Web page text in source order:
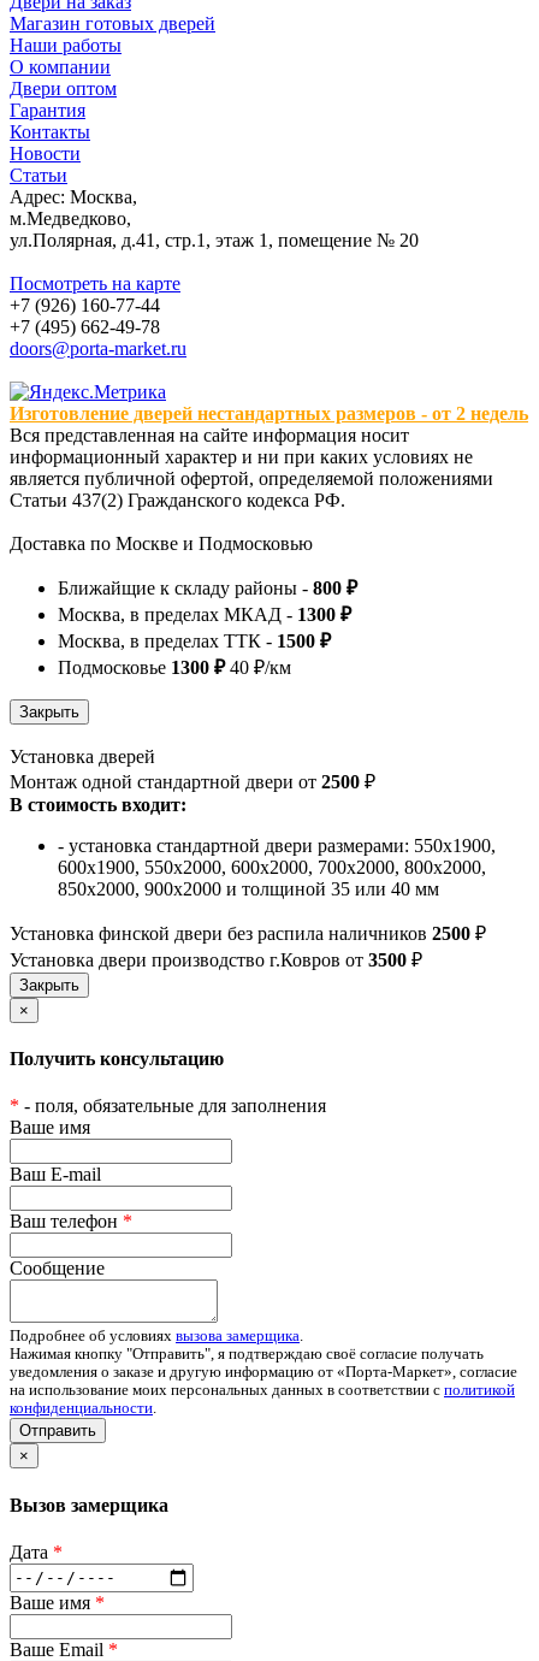
Магазин готовых дверей
Наши работы
О компании
Двери оптом
Гарантия
Контакты
Новости
Статьи
Адрес: Москва,
м.Медведково,
ул.Полярная, д.41, стр.1, этаж 1, помещение № 20
Посмотреть на карте
+7 (926) 160-77-44
+7 (495) 662-49-78
doors@porta-market.ru
Изготовление дверей нестандартных размеров - от 2 недель
Вся представленная на сайте информация носит
информационный характер и ни при каких условиях не
является публичной офертой, определяемой положениями
Статьи 437(2) Гражданского кодекса РФ.
Доставка по Москве и Подмосковью
Ближайщие к складу районы - 800 ₽
Москва, в пределах МКАД - 1300 ₽
Москва, в пределах ТТК - 1500 ₽
Подмосковье 1300 ₽40 ₽/км
Установка дверей
Монтаж одной стандартной двери от 2500 ₽
В стоимость входит:
- установка стандартной двери размерами: 550х1900,
600х1900, 550х2000, 600х2000, 700х2000, 800х2000,
850х2000, 900х2000 и толщиной 35 или 40 мм
Установка финской двери без распила наличников 2500 ₽
Установка двери производство г.Ковров от 3500 ₽
×
Получить консультацию
* - поля, обязательные для заполнения
Ваше имя
Ваш E-mail
Ваш телефон *
Сообщение
Подробнее об условиях вызова замерщика.
Нажимая кнопку "Отправить", я подтверждаю своё согласие получать
уведомления о заказе и другую информацию от «Порта-Маркет», согласие
на использование моих персональных данных в соответствии с политикой
конфиденциальности.
Отправить
×
Вызов замерщика
Дата *
Ваше имя *
Ваше Email *